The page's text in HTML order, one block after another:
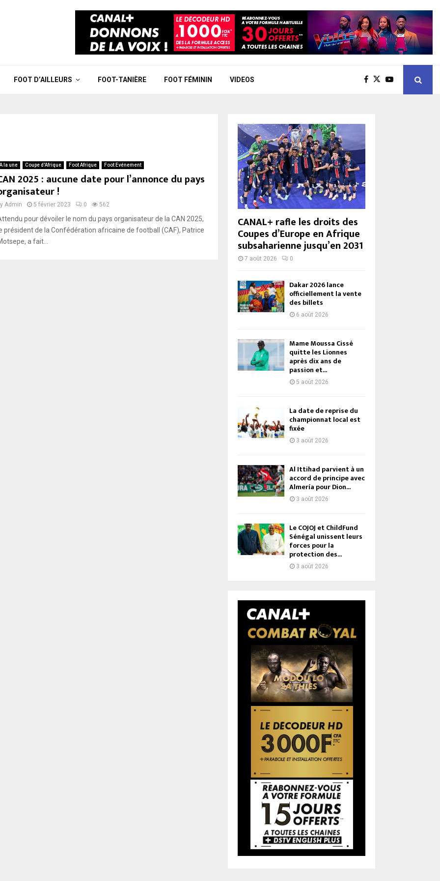
FOOT D’AILLEURS FOOT-TANIÈRE FOOT FÉMININ VIDEOS
A la une Coupe d'Afrique Foot Afrique Foot Evénement
2025 : aucune date pour l’annonce du pays
!
Admin 5 février 2023 0 562
pour dévoiler le nom du pays organisateur de la CAN 2025,
président de la Confédération africaine de football (CAF), Patrice
a fait...
CANAL+ rafle les droits des
Coupes d’Europe en Afrique
subsaharienne jusqu’en 2031
7 août 2026 0
Dakar 2026 lance
officiellement la vente
des billets
6 août 2026
Mame Moussa Cissé
quitte les Lionnes
après dix ans de
passion et...
5 août 2026
La date de reprise du
championnat local est
fixée
3 août 2026
Al Ittihad parvient à un
accord de principe avec
Almería pour Dion...
3 août 2026
Le COJOJ et ChildFund
Sénégal unissent leurs
forces pour la
protection des...
3 août 2026